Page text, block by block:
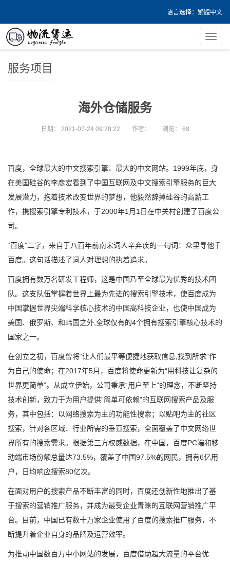
语言选择： 繁體中文
导
航
您的位置：首页>
服务项目
海外仓储服务
日期： 2021-07-24 09:28:22 作者： 浏览： 68
百度，全球最大的中文搜索引擎、最大的中文网站。1999年底，身
在美国硅谷的李彦宏看到了中国互联网及中文搜索引擎服务的巨大
发展潜力，抱着技术改变世界的梦想，他毅然辞掉硅谷的高薪工
作，携搜索引擎专利技术，于2000年1月1日在中关村创建了百度公
司。
“百度”二字，来自于八百年前南宋词人辛弃疾的一句词：众里寻他千
百度。这句话描述了词人对理想的执着追求。
百度拥有数万名研发工程师，这是中国乃至全球最为优秀的技术团
队。这支队伍掌握着世界上最为先进的搜索引擎技术，使百度成为
中国掌握世界尖端科学核心技术的中国高科技企业，也使中国成为
美国、俄罗斯、和韩国之外,全球仅有的4个拥有搜索引擎核心技术的
国家之一。
在创立之初，百度曾将“让人们最平等便捷地获取信息,找到所求”作
为自己的使命；在2017年5月，百度将使命更新为“用科技让复杂的
世界更简单”。从成立伊始，公司秉承“用户至上”的理念，不断坚持
技术创新，致力于为用户提供“简单可依赖”的互联网搜索产品及服
务，其中包括：以网络搜索为主的功能性搜索；以贴吧为主的社区
搜索，针对各区域、行业所需的垂直搜索，全面覆盖了中文网络世
界所有的搜索需求。根据第三方权威数据，在中国，百度PC端和移
动端市场份额总量达73.5%，覆盖了中国97.5%的网民，拥有6亿用
户，日均响应搜索80亿次。
在面对用户的搜索产品不断丰富的同时，百度还创新性地推出了基
于搜索的营销推广服务，并成为最受企业青睐的互联网营销推广平
台。目前，中国已有数十万家企业使用了百度的搜索推广服务，不
断提升着企业自身的品牌及运营效率。
为推动中国数百万中小网站的发展，百度借助超大流量的平台优